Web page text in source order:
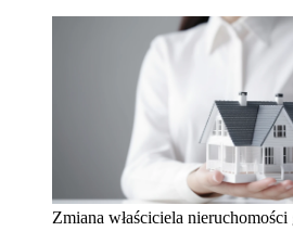
Zmiana właściciela nieruchomości